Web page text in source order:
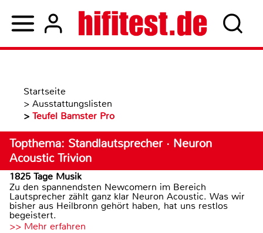
Startseite
> Ausstattungslisten
> Teufel Bamster Pro
Topthema: Standlautsprecher · Neuron
Acoustic Trivion
1825 Tage Musik
Zu den spannendsten Newcomern im Bereich
Lautsprecher zählt ganz klar Neuron Acoustic. Was wir
bisher aus Heilbronn gehört haben, hat uns restlos
begeistert.
>> Mehr erfahren